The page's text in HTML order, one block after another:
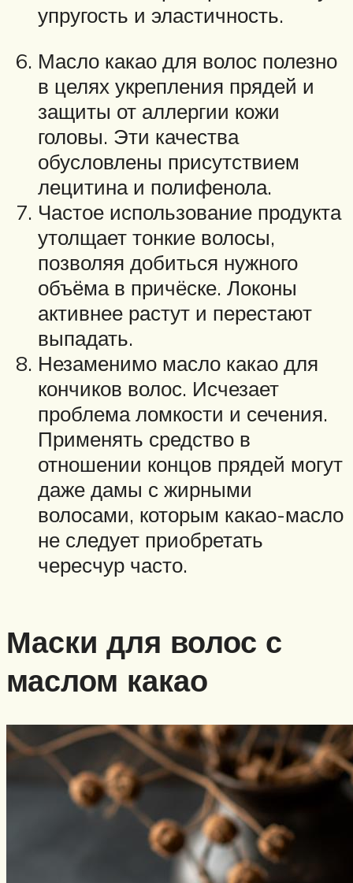
упругость и эластичность.
Масло какао для волос полезно
в целях укрепления прядей и
защиты от аллергии кожи
головы. Эти качества
обусловлены присутствием
лецитина и полифенола.
Частое использование продукта
утолщает тонкие волосы,
позволяя добиться нужного
объёма в причёске. Локоны
активнее растут и перестают
выпадать.
Незаменимо масло какао для
кончиков волос. Исчезает
проблема ломкости и сечения.
Применять средство в
отношении концов прядей могут
даже дамы с жирными
волосами, которым какао-масло
не следует приобретать
чересчур часто.
Маски для волос с
маслом какао